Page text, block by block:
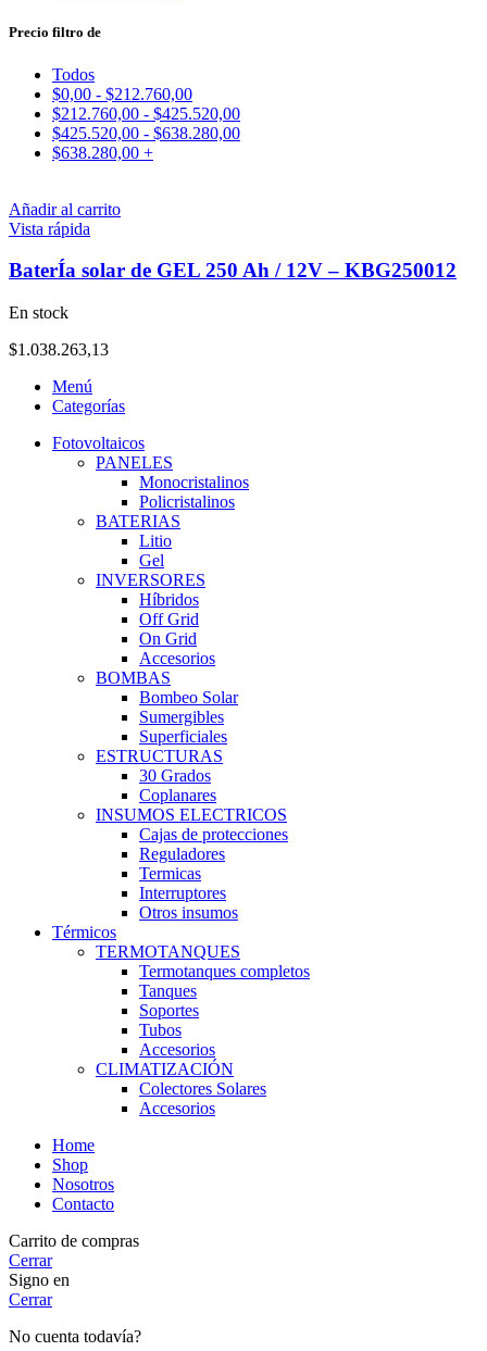
Precio filtro de
Todos
$0,00 - $212.760,00
$212.760,00 - $425.520,00
$425.520,00 - $638.280,00
$638.280,00 +
Añadir al carrito
Vista rápida
BaterÍa solar de GEL 250 Ah / 12V – KBG250012
En stock
$1.038.263,13
Menú
Categorías
Fotovoltaicos
PANELES
Monocristalinos
Policristalinos
BATERIAS
Litio
Gel
INVERSORES
Híbridos
Off Grid
On Grid
Accesorios
BOMBAS
Bombeo Solar
Sumergibles
Superficiales
ESTRUCTURAS
30 Grados
Coplanares
INSUMOS ELECTRICOS
Cajas de protecciones
Reguladores
Termicas
Interruptores
Otros insumos
Térmicos
TERMOTANQUES
Termotanques completos
Tanques
Soportes
Tubos
Accesorios
CLIMATIZACIÓN
Colectores Solares
Accesorios
Home
Shop
Nosotros
Contacto
Carrito de compras
Cerrar
Signo en
Cerrar
No cuenta todavía?